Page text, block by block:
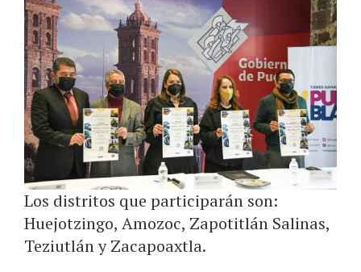
Los distritos que participarán son:
Huejotzingo, Amozoc, Zapotitlán Salinas,
Teziutlán y Zacapoaxtla.